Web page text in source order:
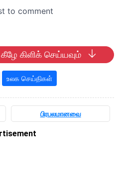
கிளிக் செய்யவும்
உலக செய்திகள்
பிரபலமானவை